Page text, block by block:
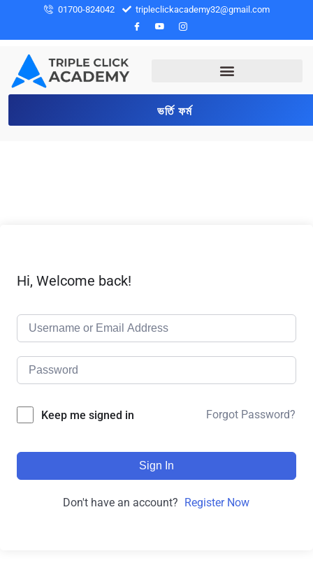
01700-824042 tripleclickacademy32@gmail.com
ভর্তি ফর্ম
Hi, Welcome back!
Keep me signed in Forgot Password?
Sign In
Don't have an account? Register Now